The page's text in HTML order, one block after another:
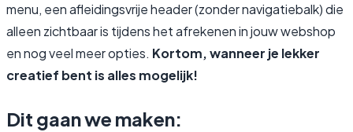
menu, een afleidingsvrije header (zonder navigatiebalk) die
alleen zichtbaar is tijdens het afrekenen in jouw webshop
en nog veel meer opties. Kortom, wanneer je lekker
creatief bent is alles mogelijk!
Dit gaan we maken: